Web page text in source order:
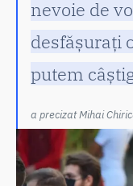
nevoie de
desfășurați
putem
a precizat Mihai